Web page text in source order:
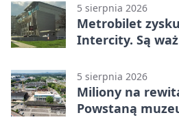
5 sierpnia 2026
Metrobilet
Intercity. Są
5 sierpnia 2026
Miliony na
Powstaną